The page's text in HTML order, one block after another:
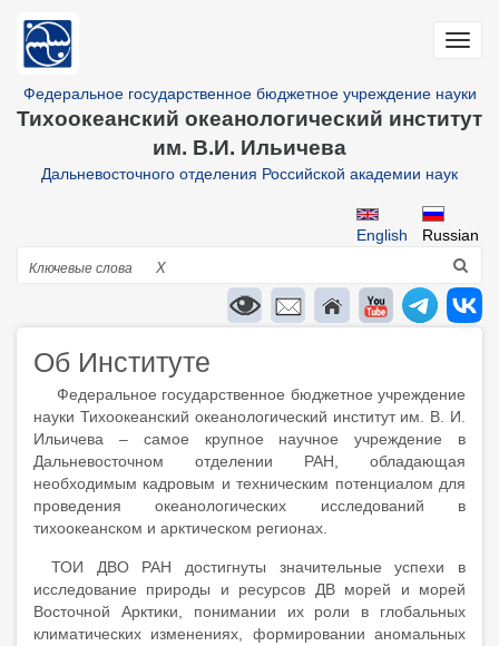
основному
Федеральное государственное бюджетное учреждение науки
Тихоокеанский океанологический институт
им. В.И. Ильичева
Дальневосточного отделения Российской академии наук
Russian
English
Поиск
X
Об Институте
Федеральное государственное бюджетное учреждение
науки Тихоокеанский океанологический институт им. В. И.
Ильичева – самое крупное научное учреждение в
Дальневосточном отделении РАН, обладающая
необходимым кадровым и техническим потенциалом для
проведения океанологических исследований в
тихоокеанском и арктическом регионах.
ТОИ ДВО РАН достигнуты значительные успехи в
исследование природы и ресурсов ДВ морей и морей
Восточной Арктики, понимании их роли в глобальных
климатических изменениях, формировании аномальных